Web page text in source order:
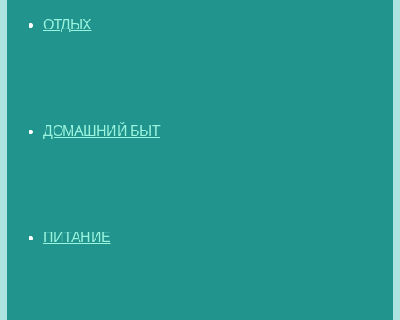
ОТДЫХ
ДОМАШНИЙ БЫТ
ПИТАНИЕ